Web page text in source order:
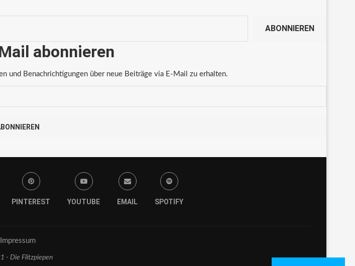
ABONNIEREN
abonnieren
und Benachrichtigungen über neue Beiträge via E-Mail zu erhalten.
PINTEREST YOUTUBE EMAIL SPOTIFY
Impressum
- Die Flitzpiepen